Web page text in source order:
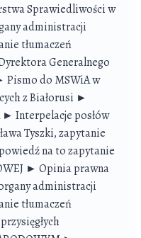
Sprawiedliwości w
administracji
tłumaczeń
Generalnego
do MSWiA w
z Białorusi ►
Interpelacje posłów
Tyszki, zapytanie
na to zapytanie
► Opinia prawna
administracji
tłumaczeń